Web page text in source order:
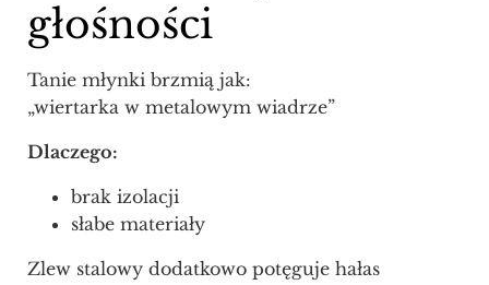
głośności
Tanie młynki brzmią jak:
„wiertarka w metalowym wiadrze”
Dlaczego:
brak izolacji
słabe materiały
Zlew stalowy dodatkowo potęguje hałas